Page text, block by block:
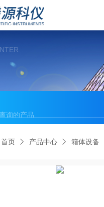
首页 产品中心 箱体设备